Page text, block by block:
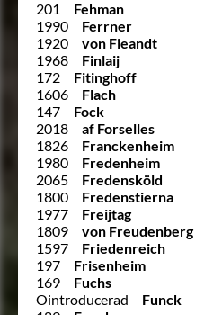
201
Fehman
1990
Ferrner
1920
von Fieandt
1968
Finlaij
172
Fitinghoff
1606
Flach
147
Fock
2018
af Forselles
1826
Franckenheim
1980
Fredenheim
2065
Fredensköld
1800
Fredenstierna
1977
Freijtag
1809
von Freudenberg
1597
Friedenreich
197
Frisenheim
169
Fuchs
Ointroducerad
Funck